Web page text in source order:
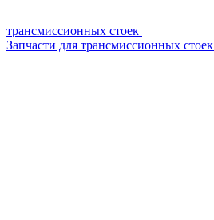
трансмиссионных стоек
Запчасти для трансмиссионных стоек